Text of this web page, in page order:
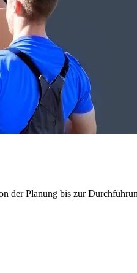
der Planung bis zur